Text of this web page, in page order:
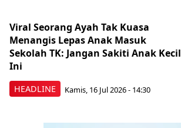
HEADLINE
Viral Seorang Ayah Tak Kuasa
Menangis Lepas Anak Masuk
Sekolah TK: Jangan Sakiti Anak Kecil
Ini
Kamis, 16 Jul 2026 - 14:30